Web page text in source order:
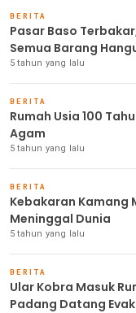
BERITA
Pasar Baso
Semua Barang
5 tahun yang lalu
BERITA
Rumah Usia 100
Agam
5 tahun yang lalu
BERITA
Kebakaran Kamang
Meninggal Dunia
5 tahun yang lalu
BERITA
Ular Kobra Masuk
Padang Datang